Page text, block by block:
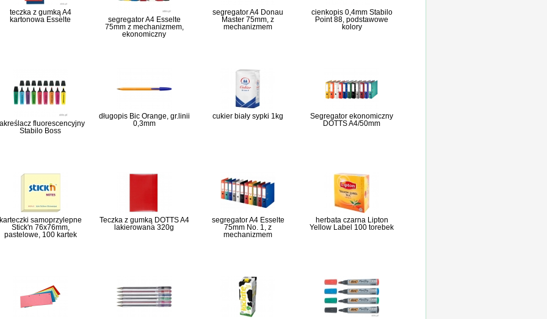
teczka z gumką A4
kartonowa Esselte
segregator A4 Esselte
75mm z mechanizmem,
ekonomiczny
segregator A4 Donau
Master 75mm, z
mechanizmem
cienkopis 0,4mm Stabilo
Point 88, podstawowe
kolory
fluorescencyjny
Stabilo Boss
długopis Bic Orange, gr.linii
0,3mm
cukier biały sypki 1kg
Segregator ekonomiczny
DOTTS A4/50mm
samoprzylepne
Stick'n 76x76mm,
pastelowe, 100 kartek
Teczka z gumką DOTTS A4
lakierowana 320g
segregator A4 Esselte
75mm No. 1, z
mechanizmem
herbata czarna Lipton
Yellow Label 100 torebek